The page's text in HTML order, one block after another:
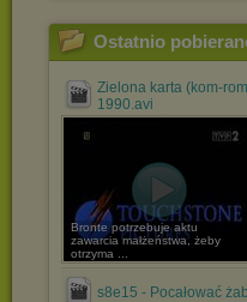
Ostatnio
Zielona karta (kom-
1990.avi
Bronte potrzebuje aktu
zawarcia małżeństwa, żeby
otrzyma ...
s8e15 - Pocałować